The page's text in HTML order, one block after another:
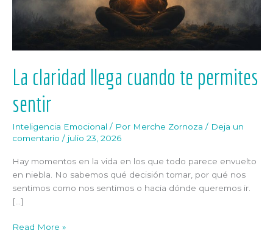
La claridad llega cuando te permites
sentir
Inteligencia Emocional / Por Merche Zornoza / Deja un
comentario / julio 23, 2026
Hay momentos en la vida en los que todo parece envuelto
en niebla. No sabemos qué decisión tomar, por qué nos
sentimos como nos sentimos o hacia dónde queremos ir.
[…]
Read More »